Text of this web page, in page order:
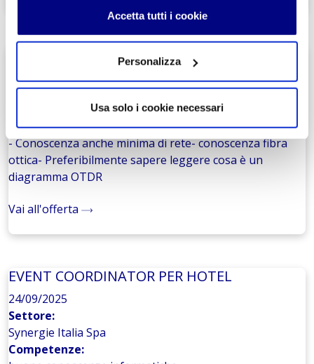
Accetta tutti i cookie
Personalizza
Usa solo i cookie necessari
01/10/2025
Settore:
Competenze:
- Conoscenza anche minima di rete- conoscenza fibra
ottica- Preferibilmente sapere leggere cosa è un
diagramma OTDR
Vai all'offerta
EVENT COORDINATOR PER HOTEL
24/09/2025
Settore:
Synergie Italia Spa
Competenze: